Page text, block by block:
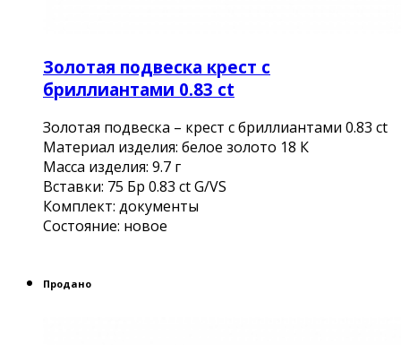
Золотая подвеска крест с
бриллиантами 0.83 ct
Золотая подвеска – крест с бриллиантами 0.83 ct
Материал изделия: белое золото 18 К
Масса изделия: 9.7 г
Вставки: 75 Бр 0.83 ct G/VS
Комплект: документы
Состояние: новое
Продано